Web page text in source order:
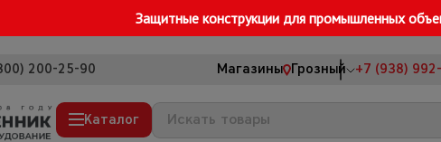
Защитные конструкции для промышленных
200-25-90 Магазины Грозный +7 (938)
Каталог